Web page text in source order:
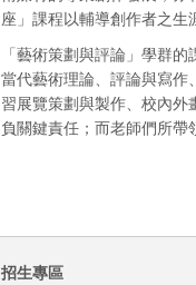
座」課程以輔導創作者之生
「藝術策劃與評論」學群
當代藝術理論、評論與寫
習展覽策劃與製作、校內
負關鍵責任；而老師們所帶
招生專區